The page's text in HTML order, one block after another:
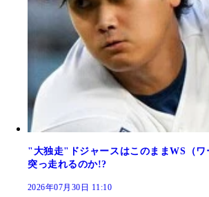
"大独走"ドジャースはこのままWS（ワ
突っ走れるのか!?
2026年07月30日 11:10